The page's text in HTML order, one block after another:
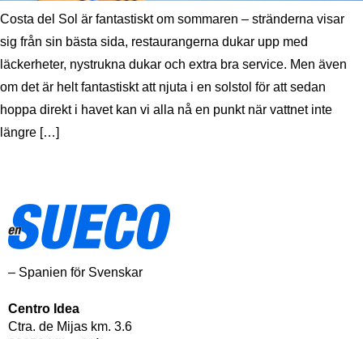
Costa del Sol är fantastiskt om sommaren – stränderna visar
sig från sin bästa sida, restaurangerna dukar upp med
läckerheter, nystrukna dukar och extra bra service. Men även
om det är helt fantastiskt att njuta i en solstol för att sedan
hoppa direkt i havet kan vi alla nå en punkt när vattnet inte
längre […]
– Spanien för Svenskar
Centro Idea
Ctra. de Mijas km. 3.6